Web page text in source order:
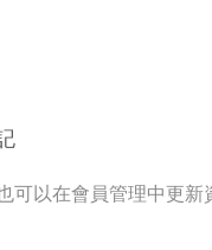
可以在會員管理中更新